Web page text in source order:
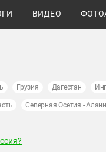
ВИДЕО
Грузия Дагестан
Северная Осетия -